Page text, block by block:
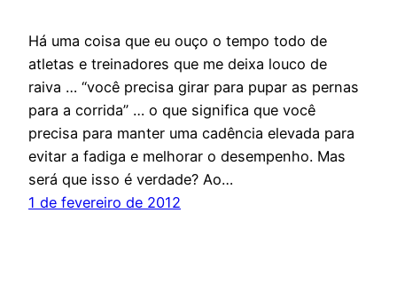
Há uma coisa que eu ouço o tempo todo de
atletas e treinadores que me deixa louco de
raiva … “você precisa girar para pupar as pernas
para a corrida” … o que significa que você
precisa para manter uma cadência elevada para
evitar a fadiga e melhorar o desempenho. Mas
será que isso é verdade? Ao…
1 de fevereiro de 2012